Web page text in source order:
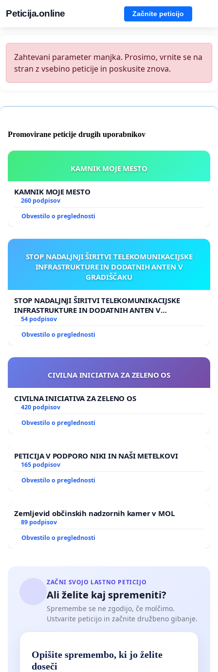
Peticija.online Začnite peticijo
Zahtevani parameter manjka. Prosimo, vrnite se na
stran z vsebino peticije in poskusite znova.
Promovirane peticije drugih uporabnikov
KAMNIK MOJE MESTO
KAMNIK MOJE MESTO
260 podpisov
Obvestilo o preglednosti
STOP NADALJNJI ŠIRITVI TELEKOMUNIKACIJSKE
INFRASTRUKTURE IN DODATNIH ANTEN V
GRADIŠČAKU
STOP NADALJNJI ŠIRITVI TELEKOMUNIKACIJSKE
INFRASTRUKTURE IN DODATNIH ANTEN V
GRADIŠČAKU
54 podpisov
Obvestilo o preglednosti
CIVILNA INICIATIVA ZA ZELENO OS
CIVILNA INICIATIVA ZA ZELENO OS
420 podpisov
Obvestilo o preglednosti
PETICIJA V PODPORO NIKI IN NAŠI METELKOVI
165 podpisov
Obvestilo o preglednosti
Zemljevid občinskih nadzornih kamer v MOL
89 podpisov
Obvestilo o preglednosti
ZAČNI SVOJO LASTNO PETICIJO
Ali želite kaj spremeniti?
Spremembe se ne zgodijo, če molčimo.
Ustvarite peticijo in začnite družbeno gibanje.
Opišite spremembo, ki jo želite
doseči